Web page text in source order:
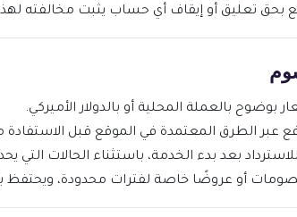
بحق تعليق أو إيقاف أي حساب يثبت مخالفته
بوضوح بالعملة المحلية أو بالدولار الأميركي.
عبر الطرق المعتمدة في الموقع قبل
بعد بدء الخدمة، باستثناء الحالات التي
أو عروضًا خاصة لفترات محدودة، ويحتفظ